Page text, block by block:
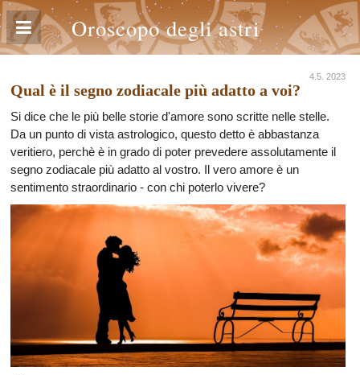
Oroscopo degli astri
4.5. 2023
Qual è il segno zodiacale più adatto a voi?
Si dice che le più belle storie d'amore sono scritte nelle stelle.
Da un punto di vista astrologico, questo detto è abbastanza
veritiero, perchè è in grado di poter prevedere assolutamente il
segno zodiacale più adatto al vostro. Il vero amore è un
sentimento straordinario - con chi poterlo vivere?